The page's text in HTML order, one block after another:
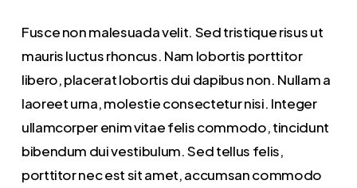
Fusce non malesuada velit. Sed tristique risus ut
mauris luctus rhoncus. Nam lobortis porttitor
libero, placerat lobortis dui dapibus non. Nullam a
laoreet urna, molestie consectetur nisi. Integer
ullamcorper enim vitae felis commodo, tincidunt
bibendum dui vestibulum. Sed tellus felis,
porttitor nec est sit amet, accumsan commodo